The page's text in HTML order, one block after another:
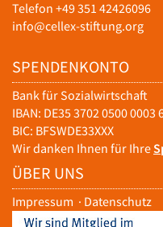
Telefon +49 351 42426096
info@cellex-stiftung.org
SPENDENKONTO
Bank für Sozialwirtschaft
IBAN: DE35 3702 0500 0003
BIC: BFSWDE33XXX
Wir danken Ihnen für Ihre
ÜBER UNS
Impressum · Datenschutz